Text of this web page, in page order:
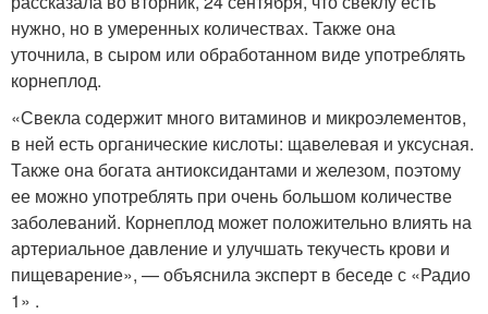
нужно, но в умеренных количествах. Также она
уточнила, в сыром или обработанном виде употреблять
корнеплод.
«Свекла содержит много витаминов и микроэлементов,
в ней есть органические кислоты: щавелевая и уксусная.
Также она богата антиоксидантами и железом, поэтому
ее можно употреблять при очень большом количестве
заболеваний. Корнеплод может положительно влиять на
артериальное давление и улучшать текучесть крови и
пищеварение», — объяснила эксперт в беседе с «Радио
1» .